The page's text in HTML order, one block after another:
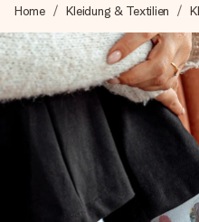
Wir bereiten dein
blitzschnell – damit du es
überreichen kannst, wenn
4,7 (basierend auf
Unsere Geschenke
4,7 bei Google Reviews
die wir versenden).
Home Kleidung & Textilien